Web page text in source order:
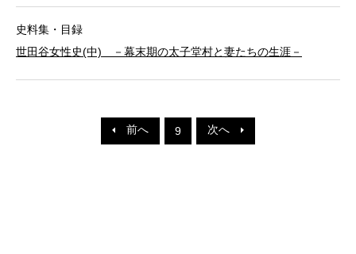
史料集・目録
世田谷女性史(中) －幕末期の太子堂村と妻たちの生涯－
前へ 9 次へ